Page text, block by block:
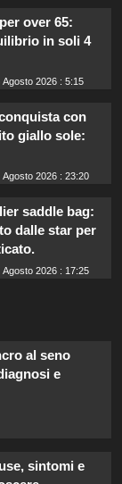
over 65:
in soli 4
Agosto 2026 : 5:15
con
giallo sole:
Agosto 2026 : 23:20
saddle bag:
dalle star per
Agosto 2026 : 17:25
al seno
e
sintomi e